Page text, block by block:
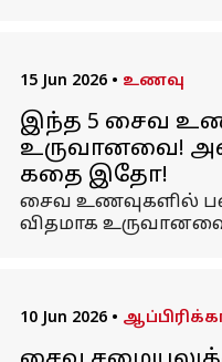
15 Jun 2026 • உணவு
இந்த 5 சைவ
உருவானவை!
கதை இதோ!
சைவ உணவுகளில் பல
விதமாக
10 Jun 2026 •